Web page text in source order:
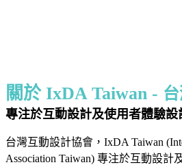
關於 IxDA Taiwan -
專注於互動設計及使用者體驗
台灣互動設計協會，IxDA Taiwan
Association Taiwan) 專注於互動設計